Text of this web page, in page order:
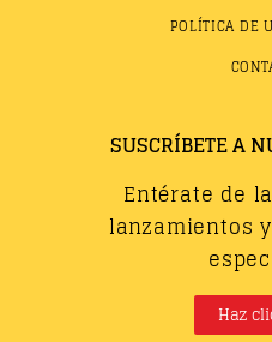
POLÍTICA DE
SUSCRÍBETE A
Entérate de
lanzamientos
Haz